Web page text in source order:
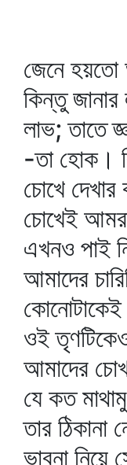
জেনে হয়তো
কিন্তু
লাভ; তাতে
-তা হোক।
চোখে
চোখেই
এখনও পাই
আমাদের
ওই
আমাদের
যে কত
তার
ভাবনা নিয়ে